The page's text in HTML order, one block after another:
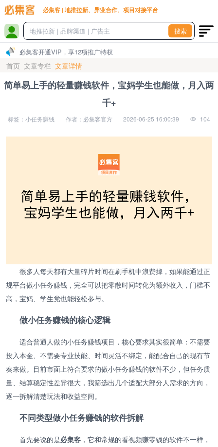
必集客 | 地推拉新、异业合作、项目对接平台
搜索
必集客开通VIP，享12项推广特权
首页 文章专栏 文章详情
简单易上手的轻量赚钱软件，宝妈学生也能做，月入两
千+
标签：小任务赚钱 作者：必集客官方 2026-06-25 16:00:39 104
很多人每天都有大量碎片时间在刷手机中浪费掉，如果能通过正
规平台做小任务赚钱，完全可以把零散时间转化为额外收入，门槛不
高，宝妈、学生党也能轻松参与。
做小任务赚钱的核心逻辑
适合普通人做的小任务赚钱项目，核心要求其实很简单：不需要
投入本金、不需要专业技能、时间灵活不绑定，能配合自己的现有节
奏来做。目前市面上符合要求的做小任务赚钱的软件不少，但任务质
量、结算稳定性差异很大，我筛选出几个适配大部分人需求的方向，
逐一拆解清楚玩法和收益空间。
不同类型做小任务赚钱的软件拆解
首先要说的是必集客 ，它和常规的看视频赚零钱的软件不一样，